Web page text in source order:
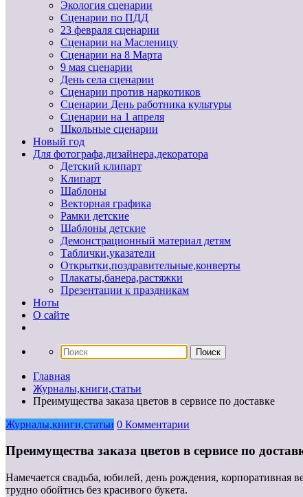
Экология сценарии
Сценарии по ПДД
23 февраля сценарии
Сценарии на Масленицу
Сценарии на 8 Марта
9 мая сценарии
День села сценарии
Сценарии против наркотиков
Сценарии День работника культуры
Сценарии на 1 апреля
Школьные сценарии
Новый год
Для фотографа,дизайнера,декоратора
Детский клипарт
Клипарт
Шаблоны
Векторная графика
Рамки детские
Шаблоны детские
Демонстрационный материал детям
Таблички,указатели
Открытки,поздравительные,конверты
Плакаты,банера,растяжки
Презентации к праздникам
Ноты
О сайте
Главная
Журналы,книги,статьи
Преимущества заказа цветов в сервисе по доставке
Журналы,книги,статьи 0 Комментарии
Преимущества заказа цветов в сервисе по
Намечается свадьба, юбилей, день рождения, корпоративная
трудно обойтись без красивого букета.